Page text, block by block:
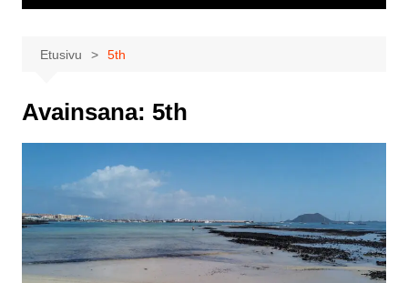
Etusivu 5th
Avainsana: 5th